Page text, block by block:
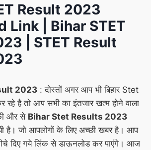
Result 2023
Link | Bihar STET
| STET Result
2023: दोस्तों अगर आप भी बिहार Stet
रहे है तो आप सभी का इंतजार खत्म होने वाला
और से Bihar Stet Results 2023
है। जो आपलोगों के लिए अच्छी खबर है। आप
दिए गये लिंक से डाऊनलोड कर पाएंगे। आज